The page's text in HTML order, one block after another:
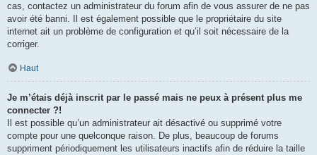
cas, contactez un administrateur du forum afin de vous assurer de ne pas
avoir été banni. Il est également possible que le propriétaire du site
internet ait un problème de configuration et qu’il soit nécessaire de la
corriger.
Haut
Je m’étais déjà inscrit par le passé mais ne peux à présent plus me
connecter ?!
Il est possible qu’un administrateur ait désactivé ou supprimé votre
compte pour une quelconque raison. De plus, beaucoup de forums
suppriment périodiquement les utilisateurs inactifs afin de réduire la taille